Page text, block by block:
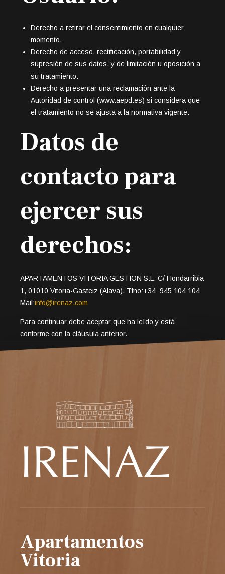
Derecho a retirar el consentimiento en cualquier
momento.
Derecho de acceso, rectificación, portabilidad y
supresión de sus datos, y de limitación u oposición a
su tratamiento.
Derecho a presentar una reclamación ante la
Autoridad de control (www.aepd.es) si considera que
el tratamiento no se ajusta a la normativa vigente.
Datos de
contacto para
ejercer sus
derechos:
APARTAMENTOS VITORIA GESTION S.L. C/ Hondarribia
1, 01010 Vitoria-Gasteiz (Alava). Tfno:+34 945 104 104
Mail:info@irenaz.com
Para continuar debe aceptar que ha leído y está
conforme con la cláusula anterior.
Apartamentos
Vitoria